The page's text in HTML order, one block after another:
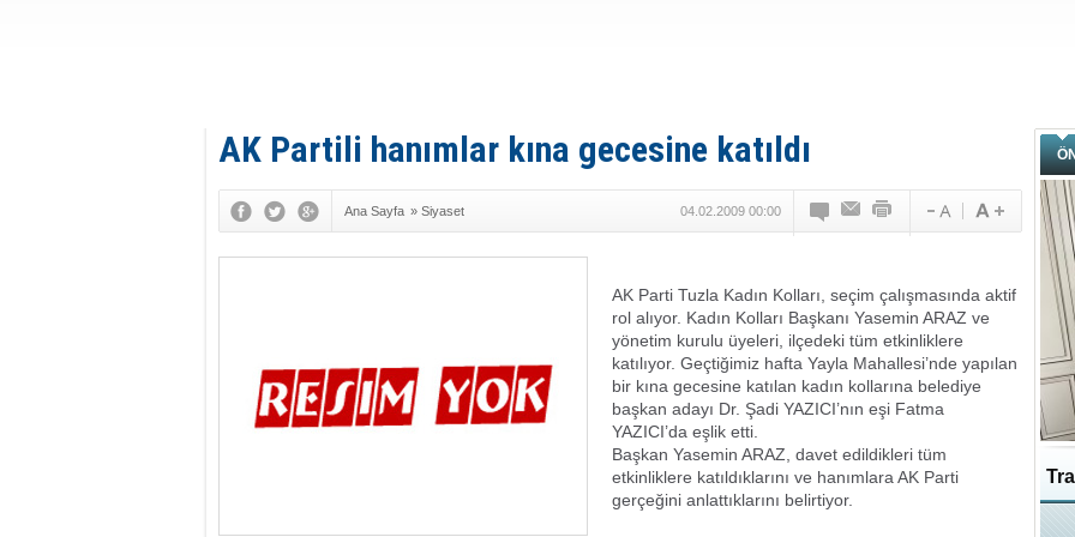
AK Partili hanımlar kına gecesine katıldı
Ana Sayfa » Siyaset 04.02.2009 00:00
AK Parti Tuzla Kadın Kolları, seçim çalışmasında aktif
rol alıyor. Kadın Kolları Başkanı Yasemin ARAZ ve
yönetim kurulu üyeleri, ilçedeki tüm etkinliklere
katılıyor. Geçtiğimiz hafta Yayla Mahallesi’nde yapılan
bir kına gecesine katılan kadın kollarına belediye
başkan adayı Dr. Şadi YAZICI’nın eşi Fatma
YAZICI’da eşlik etti.
Başkan Yasemin ARAZ, davet edildikleri tüm
etkinliklere katıldıklarını ve hanımlara AK Parti
gerçeğini anlattıklarını belirtiyor.